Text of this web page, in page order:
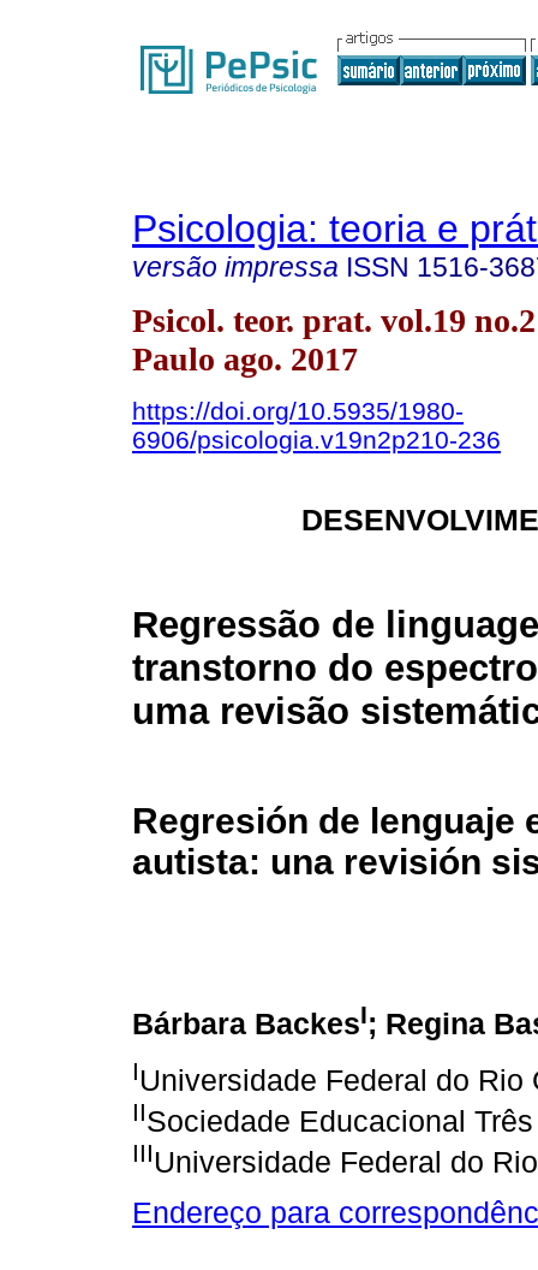
Psicologia: teoria e
versão impressa ISSN 1516-
Psicol. teor. prat. vol.19
Paulo ago. 2017
https://doi.org/10.5935/1980-
6906/psicologia.v19n2p210-236
Regressão de
transtorno do
uma revisão
Regresión de lenguaje
autista: una revisión
Bárbara BackesI; Regina
IUniversidade Federal do
IISociedade Educacional
IIIUniversidade Federal do
Endereço para